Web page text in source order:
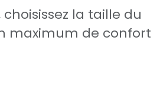
choisissez la taille du
maximum de confort